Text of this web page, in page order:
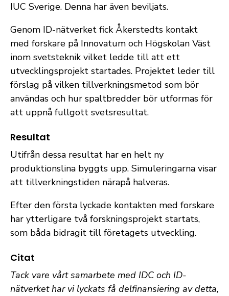
IUC Sverige. Denna har även beviljats.
Genom ID-nätverket fick Åkerstedts kontakt
med forskare på Innovatum och Högskolan Väst
inom svetsteknik vilket ledde till att ett
utvecklingsprojekt startades. Projektet leder till
förslag på vilken tillverkningsmetod som bör
användas och hur spaltbredder bör utformas för
att uppnå fullgott svetsresultat.
Resultat
Utifrån dessa resultat har en helt ny
produktionslina byggts upp. Simuleringarna visar
att tillverkningstiden närapå halveras.
Efter den första lyckade kontakten med forskare
har ytterligare två forskningsprojekt startats,
som båda bidragit till företagets utveckling.
Citat
Tack vare vårt samarbete med IDC och ID-
nätverket har vi lyckats få delfinansiering av detta,